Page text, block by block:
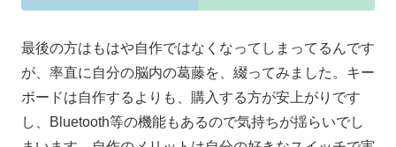
最後の方はもはや自作ではなくなってしまってるんです
が、率直に自分の脳内の葛藤を、綴ってみました。キー
ボードは自作するよりも、購入する方が安上がりです
し、Bluetooth等の機能もあるので気持ちが揺らいでし